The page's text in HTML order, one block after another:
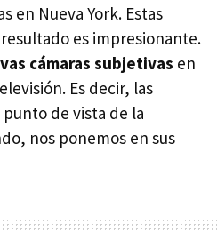
en Nueva York. Estas
es impresionante.
cámaras subjetivas en
Es decir, las
de vista de la
nos ponemos en sus